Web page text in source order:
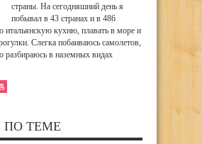
страны. На сегодняшний день я
побывал в 43 странах и в 486
кухню, плавать в море и
Слегка побаиваюсь самолетов,
разбираюсь в наземных видах
ПО ТЕМЕ